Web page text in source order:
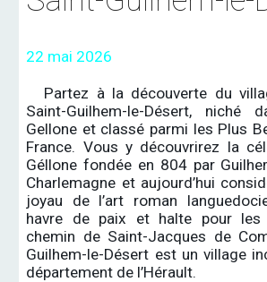
22 mai 2026
Partez à la découverte du
Saint-Guilhem-le-Désert,
Gellone et classé parmi les Plus
France. Vous y découvrirez la
Géllone fondée en 804 par
Charlemagne et aujourd’hui
joyau de l’art roman
havre de paix et halte pour les
chemin de Saint-Jacques de
Guilhem-le-Désert est un village
département de l’Hérault.